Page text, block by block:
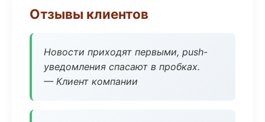
Отзывы клиентов
Новости приходят первыми, push-
уведомления спасают в пробках.
— Клиент компании